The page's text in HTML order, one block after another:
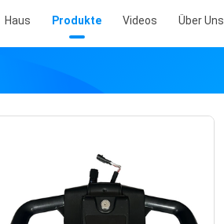
Haus Produkte Videos Über Uns